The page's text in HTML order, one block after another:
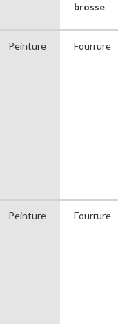
brosse
Peinture Fourrure
Peinture Fourrure